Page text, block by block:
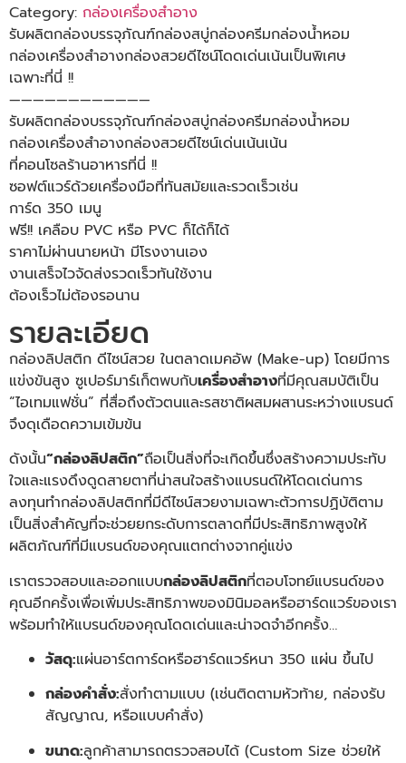
Category: กล่องเครื่องสำอาง
รับผลิตกล่องบรรจุภัณฑ์กล่องสบู่กล่องครีมกล่องน้ำหอม
กล่องเครื่องสำอางกล่องสวยดีไซน์โดดเด่นเน้นเป็นพิเศษ
เฉพาะที่นี่ !!
————————————
รับผลิตกล่องบรรจุภัณฑ์กล่องสบู่กล่องครีมกล่องน้ำหอม
กล่องเครื่องสำอางกล่องสวยดีไซน์เด่นเน้นเน้น
ที่คอนโซลร้านอาหารที่นี่ !!
ซอฟต์แวร์ด้วยเครื่องมือที่ทันสมัยและรวดเร็วเช่น
การ์ด 350 เมนู
ฟรี!! เคลือบ PVC หรือ PVC ก็ได้ก็ได้
ราคาไม่ผ่านนายหน้า มีโรงงานเอง
งานเสร็จไวจัดส่งรวดเร็วทันใช้งาน
ต้องเร็วไม่ต้องรอนาน
รายละเอียด
กล่องลิปสติก ดีไซน์สวย ในตลาดเมคอัพ (Make-up) โดยมีการ
แข่งขันสูง ซูเปอร์มาร์เก็ตพบกับเครื่องสำอางที่มีคุณสมบัติเป็น
“ไอเทมแฟชั่น” ที่สื่อถึงตัวตนและรสชาติผสมผสานระหว่างแบรนด์
จึงดุเดือดความเข้มข้น
ดังนั้น“กล่องลิปสติก”ถือเป็นสิ่งที่จะเกิดขึ้นซึ่งสร้างความประทับ
ใจและแรงดึงดูดสายตาที่น่าสนใจสร้างแบรนด์ให้โดดเด่นการ
ลงทุนทำกล่องลิปสติกที่มีดีไซน์สวยงามเฉพาะตัวการปฏิบัติตาม
เป็นสิ่งสำคัญที่จะช่วยยกระดับการตลาดที่มีประสิทธิภาพสูงให้
ผลิตภัณฑ์ที่มีแบรนด์ของคุณแตกต่างจากคู่แข่ง
เราตรวจสอบและออกแบบกล่องลิปสติกที่ตอบโจทย์แบรนด์ของ
คุณอีกครั้งเพื่อเพิ่มประสิทธิภาพของมินิมอลหรือฮาร์ดแวร์ของเรา
พร้อมทำให้แบรนด์ของคุณโดดเด่นและน่าจดจำอีกครั้ง…
วัสดุ:แผ่นอาร์ตการ์ดหรือฮาร์ดแวร์หนา 350 แผ่น ขึ้นไป
กล่องคำสั่ง:สั่งทำตามแบบ (เช่นติดตามหัวท้าย, กล่องรับ
สัญญาณ, หรือแบบคำสั่ง)
ขนาด:ลูกค้าสามารถตรวจสอบได้ (Custom Size ช่วยให้